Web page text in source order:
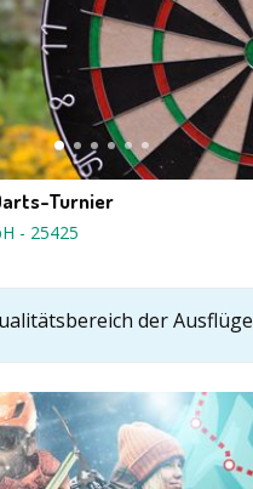
Turnier
- 25425
der Ausflüge